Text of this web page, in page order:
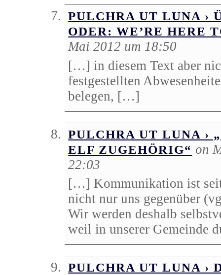
PULCHRA UT LUNA ›
ODER: WE’RE HERE
Mai 2012 um 18:50
[…] in diesem Text aber
festgestellten
belegen, […]
PULCHRA UT LUNA ›
ELF ZUGEHÖRIG“ on
22:03
[…] Kommunikation ist
nicht nur uns gegenüber
Wir werden deshalb
weil in unserer Gemeinde
PULCHRA UT LUNA ›